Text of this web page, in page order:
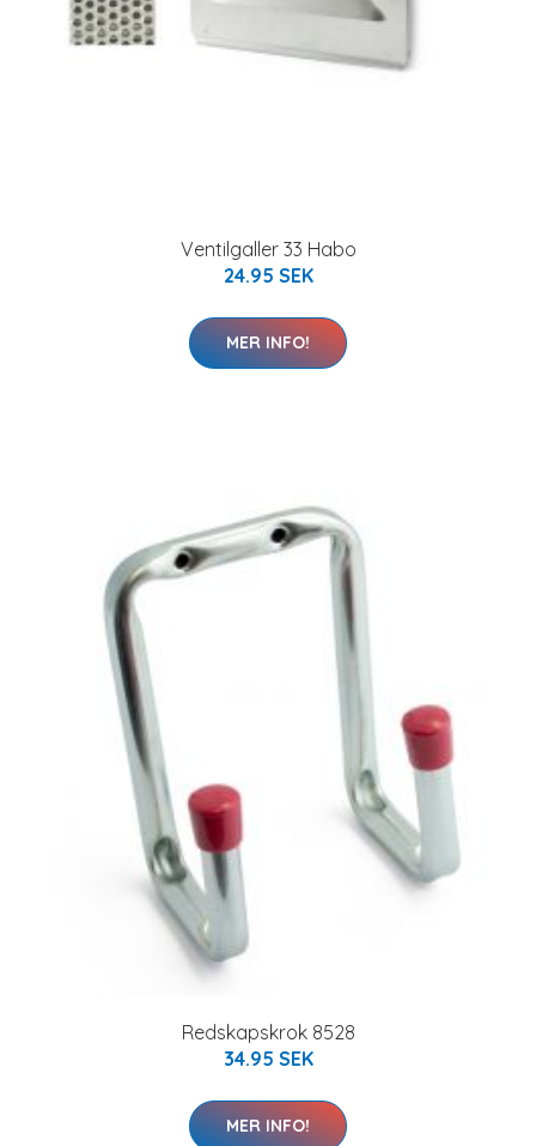
Ventilgaller 33 Habo
24.95 SEK
MER INFO!
Redskapskrok 8528
34.95 SEK
MER INFO!